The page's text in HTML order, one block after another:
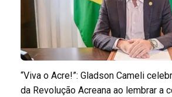
“Viva o Acre!”: Gladson Cameli
da Revolução Acreana ao lembrar a